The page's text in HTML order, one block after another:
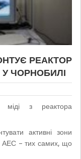
РЕАКТОР
ЧОРНОБИЛІ
з реактора
активні зони
АЕС – тих самих, що